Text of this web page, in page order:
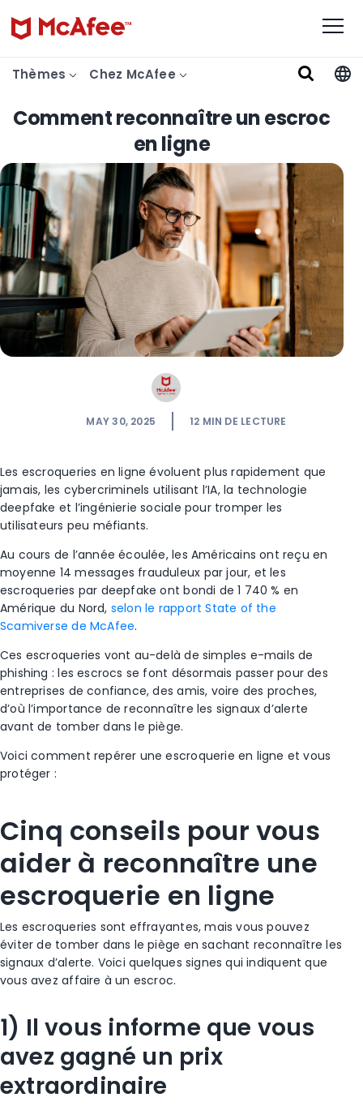
Thèmes Chez McAfee
Comment reconnaître un escroc
en ligne
MAY 30, 2025 12 MIN DE LECTURE
Les escroqueries en ligne évoluent plus rapidement que
jamais, les cybercriminels utilisant l’IA, la technologie
deepfake et l’ingénierie sociale pour tromper les
utilisateurs peu méfiants.
Au cours de l’année écoulée, les Américains ont reçu en
moyenne 14 messages frauduleux par jour, et les
escroqueries par deepfake ont bondi de 1 740 % en
Amérique du Nord, selon le rapport State of the
Scamiverse de McAfee.
Ces escroqueries vont au-delà de simples e-mails de
phishing : les escrocs se font désormais passer pour des
entreprises de confiance, des amis, voire des proches,
d’où l’importance de reconnaître les signaux d’alerte
avant de tomber dans le piège.
Voici comment repérer une escroquerie en ligne et vous
protéger :
Cinq conseils pour vous
aider à reconnaître une
escroquerie en ligne
Les escroqueries sont effrayantes, mais vous pouvez
éviter de tomber dans le piège en sachant reconnaître les
signaux d’alerte. Voici quelques signes qui indiquent que
vous avez affaire à un escroc.
1) Il vous informe que vous
avez gagné un prix
extraordinaire